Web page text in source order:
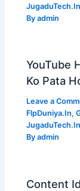
JugaduTech.In
Byadmin
YouTube
Ko Pata
Leave a
FlpDuniya.In,
JugaduTech.In
Byadmin
Content